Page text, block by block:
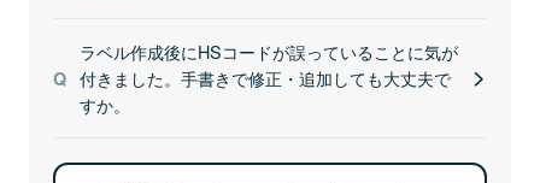
ラベル作成後にHSコードが誤っていることに気が
付きました。手書きで修正・追加しても大丈夫で
すか。